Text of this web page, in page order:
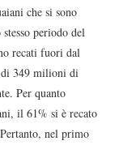
che si sono
periodo del
recati fuori dal
di 349 milioni di
Per quanto
il 61% si è recato
nel primo